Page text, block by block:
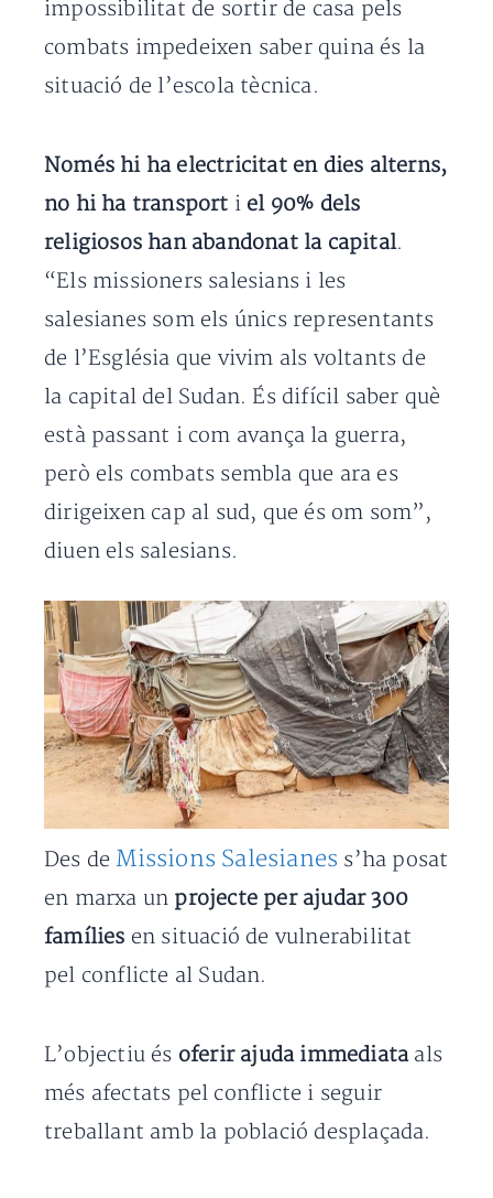
impossibilitat de sortir de casa pels
combats impedeixen saber quina és la
situació de l’escola tècnica.
Només hi ha electricitat en dies alterns,
no hi ha transport i el 90% dels
religiosos han abandonat la capital.
“Els missioners salesians i les
salesianes som els únics representants
de l’Església que vivim als voltants de
la capital del Sudan. És difícil saber què
està passant i com avança la guerra,
però els combats sembla que ara es
dirigeixen cap al sud, que és om som”,
diuen els salesians.
Des deMissions Salesianes s’ha posat
en marxa un projecte per ajudar 300
famílies en situació de vulnerabilitat
pel conflicte al Sudan.
L’objectiu és oferir ajuda immediata als
més afectats pel conflicte i seguir
treballant amb la població desplaçada.